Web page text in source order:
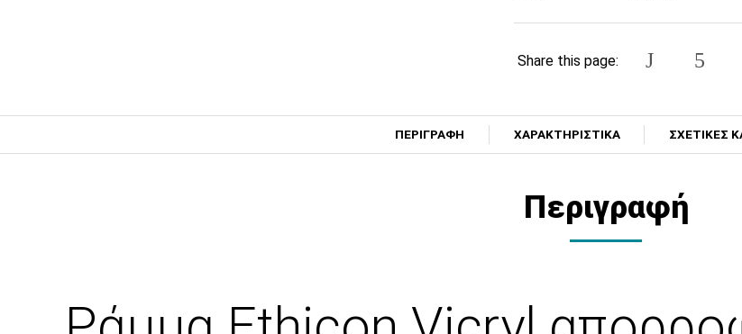
Share this page:
ΠΕΡΙΓΡΑΦΗ ΧΑΡΑΚΤΗΡΙΣΤΙΚΑ ΣΧΕΤΙΚΕΣ
Περιγραφή